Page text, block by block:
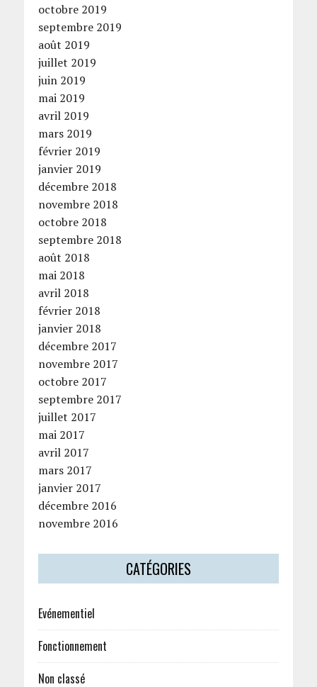
octobre 2019
septembre 2019
août 2019
juillet 2019
juin 2019
mai 2019
avril 2019
mars 2019
février 2019
janvier 2019
décembre 2018
novembre 2018
octobre 2018
septembre 2018
août 2018
mai 2018
avril 2018
février 2018
janvier 2018
décembre 2017
novembre 2017
octobre 2017
septembre 2017
juillet 2017
mai 2017
avril 2017
mars 2017
janvier 2017
décembre 2016
novembre 2016
CATÉGORIES
Evénementiel
Fonctionnement
Non classé